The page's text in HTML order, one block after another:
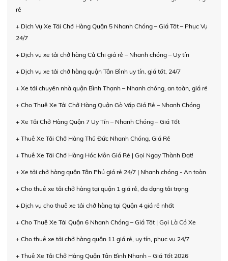
rẻ
+ Dịch Vụ Xe Tải Chở Hàng Quận 5 Nhanh Chóng – Giá Tốt – Phục Vụ
24/7
+ Dịch vụ xe tải chở hàng Củ Chi giá rẻ – Nhanh chóng – Uy tín
+ Dịch vụ xe tải chở hàng quận Tân Bình uy tín, giá tốt, 24/7
+ Xe tải chuyển nhà quận Bình Thạnh – Nhanh chóng, an toàn, giá rẻ
+ Cho Thuê Xe Tải Chở Hàng Quận Gò Vấp Giá Rẻ – Nhanh Chóng
+ Xe Tải Chở Hàng Quận 7 Uy Tín – Nhanh Chóng – Giá Tốt
+ Thuê Xe Tải Chở Hàng Thủ Đức Nhanh Chóng, Giá Rẻ
+ Thuê Xe Tải Chở Hàng Hóc Môn Giá Rẻ | Gọi Ngay Thành Đạt!
+ Xe tải chở hàng quận Tân Phú giá rẻ 24/7 | Nhanh chóng - An toàn
+ Cho thuê xe tải chở hàng tại quận 1 giá rẻ, đa dạng tải trọng
+ Dịch vụ cho thuê xe tải chở hàng tại Quận 4 giá rẻ nhất
+ Cho Thuê Xe Tải Quận 6 Nhanh Chóng – Giá Tốt | Gọi Là Có Xe
+ Cho thuê xe tải chở hàng quận 11 giá rẻ, uy tín, phục vụ 24/7
+ Thuê Xe Tải Chở Hàng Quận Tân Bình Nhanh – Giá Tốt 2026